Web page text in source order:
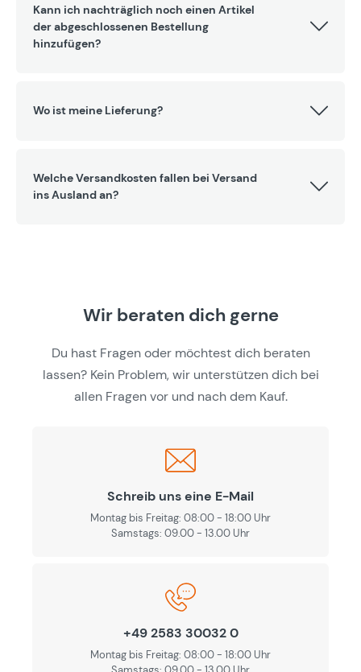
Kann ich nachträglich noch einen Artikel
der abgeschlossenen Bestellung
hinzufügen?
Wo ist meine Lieferung?
Welche Versandkosten fallen bei Versand
ins Ausland an?
Wir beraten dich gerne
Du hast Fragen oder möchtest dich beraten
lassen? Kein Problem, wir unterstützen dich bei
allen Fragen vor und nach dem Kauf.
Schreib uns eine E-Mail
Montag bis Freitag: 08:00 - 18:00 Uhr
Samstags: 09.00 - 13.00 Uhr
+49 2583 30032 0
Montag bis Freitag: 08:00 - 18:00 Uhr